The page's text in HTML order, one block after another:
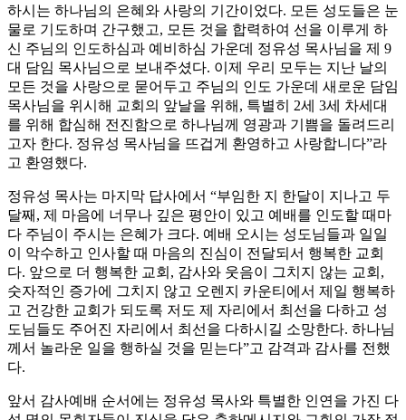
하시는 하나님의 은혜와 사랑의 기간이었다. 모든 성도들은 눈
물로 기도하며 간구했고, 모든 것을 합력하여 선을 이루게 하
신 주님의 인도하심과 예비하심 가운데 정유성 목사님을 제 9
대 담임 목사님으로 보내주셨다. 이제 우리 모두는 지난 날의
모든 것을 사랑으로 묻어두고 주님의 인도 가운데 새로운 담임
목사님을 위시해 교회의 앞날을 위해, 특별히 2세 3세 차세대
를 위해 합심해 전진함으로 하나님께 영광과 기쁨을 돌려드리
고자 한다. 정유성 목사님을 뜨겁게 환영하고 사랑합니다”라
고 환영했다.
정유성 목사는 마지막 답사에서 “부임한 지 한달이 지나고 두
달째, 제 마음에 너무나 깊은 평안이 있고 예배를 인도할 때마
다 주님이 주시는 은혜가 크다. 예배 오시는 성도님들과 일일
이 악수하고 인사할 때 마음의 진심이 전달되서 행복한 교회
다. 앞으로 더 행복한 교회, 감사와 웃음이 그치지 않는 교회,
숫자적인 증가에 그치지 않고 오렌지 카운티에서 제일 행복하
고 건강한 교회가 되도록 저도 제 자리에서 최선을 다하고 성
도님들도 주어진 자리에서 최선을 다하시길 소망한다. 하나님
께서 놀라운 일을 행하실 것을 믿는다”고 감격과 감사를 전했
다.
앞서 감사예배 순서에는 정유성 목사와 특별한 인연을 가진 다